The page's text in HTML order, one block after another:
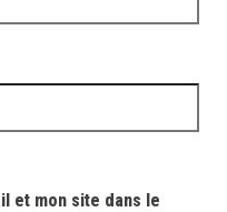
et mon site dans le